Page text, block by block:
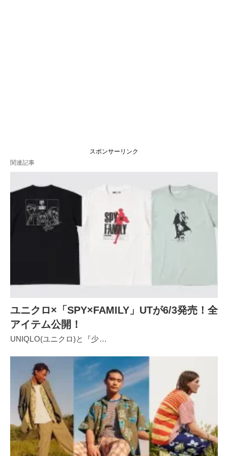
スポンサーリンク
関連記事
ユニクロ×「SPY×FAMILY」UTが6/3発売！全
アイテム公開！
UNIQLO(ユニクロ)と『少…